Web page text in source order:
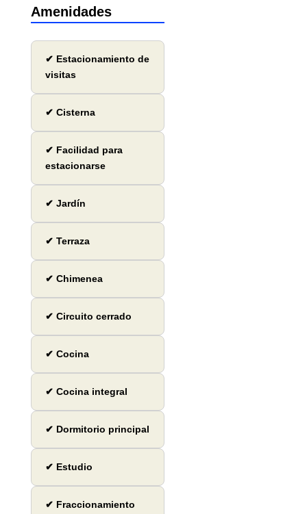
Amenidades
✔ Estacionamiento de
visitas
✔ Cisterna
✔ Facilidad para
estacionarse
✔ Jardín
✔ Terraza
✔ Chimenea
✔ Circuito cerrado
✔ Cocina
✔ Cocina integral
✔ Dormitorio principal
✔ Estudio
✔ Fraccionamiento